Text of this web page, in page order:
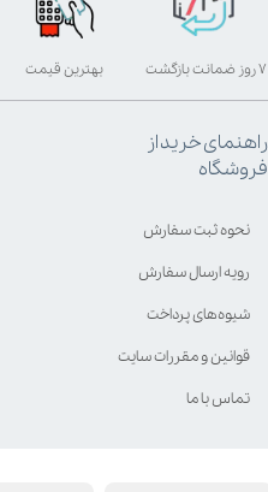
بهترین قیمت ۷ روز ضمانت بازگشت
راهنمای خرید از
فروشگاه
نحوه ثبت سفارش
رویه ارسال سفارش
شیوه‌های پرداخت
قوانین و مقررات سایت
تماس با ما